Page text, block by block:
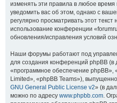
изменять эти правила в любое
уведомить вас об этом, однако с
регулярно просматривать этот
использование конференции
обновления/исправления условий
Наши форумы работают под
для создания конференций phpBB
«программное обеспечение phpBB»,
Limited», «phpBB Teams»),
GNU General Public License v2» (в
можно по адресу www.phpbb.com.